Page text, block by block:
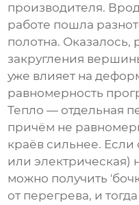
производителя.
работе пошла
полотна. Оказалось,
закругления
уже влияет на
равномерность
Тепло — отдельная
причём не
краёв сильнее. Если
или электрическая)
можно получить
от перегрева, и